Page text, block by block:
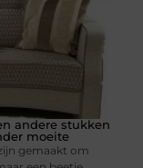
andere stukken
moeite
gemaakt om